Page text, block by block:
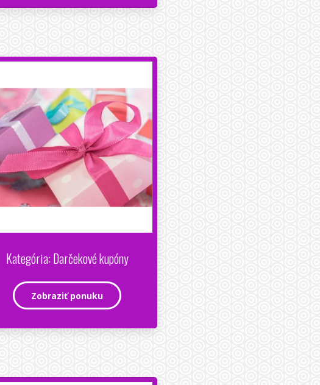
Kategória: Darčekové kupóny
Zobraziť ponuku